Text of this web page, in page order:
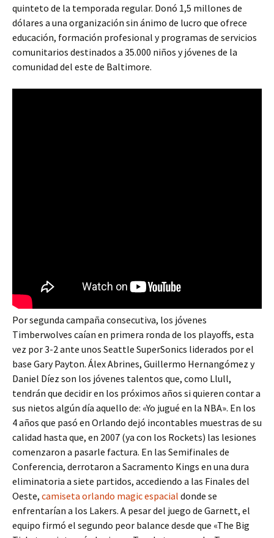
quinteto de la temporada regular. Donó 1,5 millones de
dólares a una organización sin ánimo de lucro que ofrece
educación, formación profesional y programas de servicios
comunitarios destinados a 35.000 niños y jóvenes de la
comunidad del este de Baltimore.
Por segunda campaña consecutiva, los jóvenes
Timberwolves caían en primera ronda de los playoffs, esta
vez por 3-2 ante unos Seattle SuperSonics liderados por el
base Gary Payton. Álex Abrines, Guillermo Hernangómez y
Daniel Díez son los jóvenes talentos que, como Llull,
tendrán que decidir en los próximos años si quieren contar a
sus nietos algún día aquello de: «Yo jugué en la NBA». En los
4 años que pasó en Orlando dejó incontables muestras de su
calidad hasta que, en 2007 (ya con los Rockets) las lesiones
comenzaron a pasarle factura. En las Semifinales de
Conferencia, derrotaron a Sacramento Kings en una dura
eliminatoria a siete partidos, accediendo a las Finales del
Oeste, camiseta orlando magic espacial donde se
enfrentarían a los Lakers. A pesar del juego de Garnett, el
equipo firmó el segundo peor balance desde que «The Big